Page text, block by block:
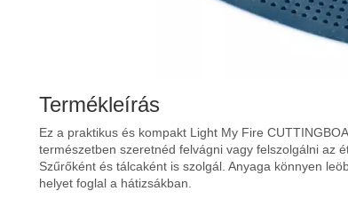
Termékleírás
Ez a praktikus és kompakt Light My Fire
természetben szeretnéd felvágni vagy felszolgálni az
Szűrőként és tálcaként is szolgál. Anyaga könnyen
helyet foglal a hátizsákban.